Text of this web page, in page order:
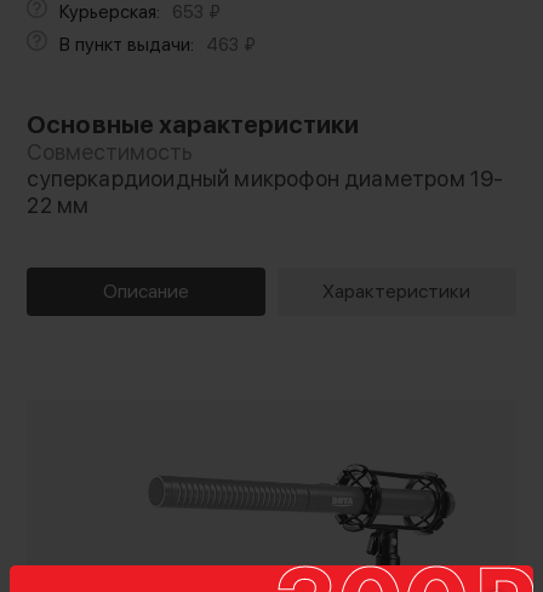
Курьерская: 653 ₽
В пункт выдачи:
463 ₽
Основные характеристики
Совместимость
суперкардиоидный микрофон диаметром 19-
22 мм
Описание Характеристики